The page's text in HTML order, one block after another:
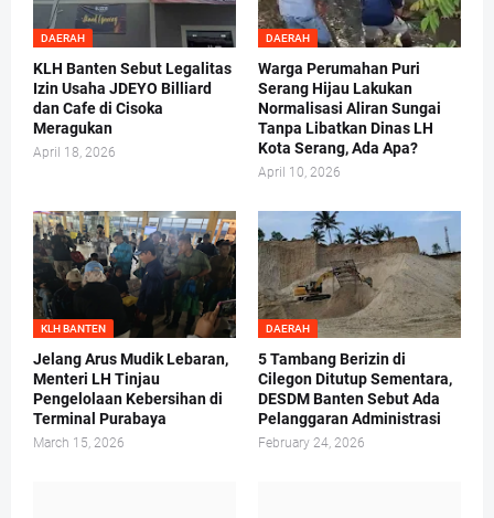
DAERAH
KLH Banten Sebut Legalitas
Izin Usaha JDEYO Billiard
dan Cafe di Cisoka
Meragukan
April 18, 2026
DAERAH
Warga Perumahan Puri
Serang Hijau Lakukan
Normalisasi Aliran Sungai
Tanpa Libatkan Dinas LH
Kota Serang, Ada Apa?
April 10, 2026
KLH BANTEN
Jelang Arus Mudik Lebaran,
Menteri LH Tinjau
Pengelolaan Kebersihan di
Terminal Purabaya
March 15, 2026
DAERAH
5 Tambang Berizin di
Cilegon Ditutup Sementara,
DESDM Banten Sebut Ada
Pelanggaran Administrasi
February 24, 2026